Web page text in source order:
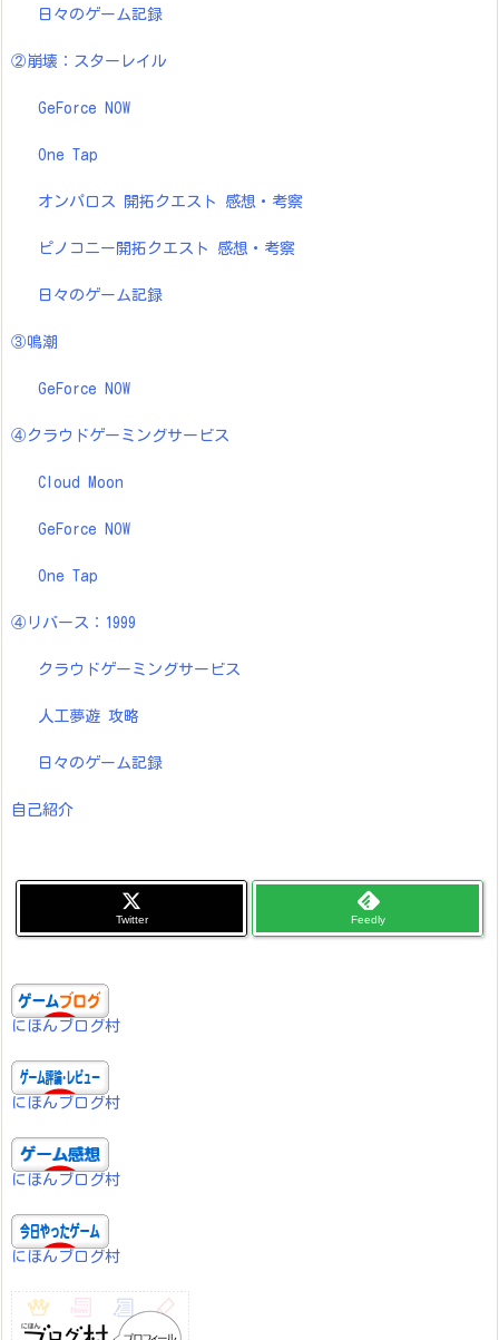
日々のゲーム記録
②崩壊：スターレイル
GeForce NOW
One Tap
オンパロス 開拓クエスト 感想・考察
ピノコニー開拓クエスト 感想・考察
日々のゲーム記録
③鳴潮
GeForce NOW
④クラウドゲーミングサービス
Cloud Moon
GeForce NOW
One Tap
④リバース：1999
クラウドゲーミングサービス
人工夢遊 攻略
日々のゲーム記録
自己紹介
Twitter Feedly
にほんブログ村
にほんブログ村
にほんブログ村
にほんブログ村